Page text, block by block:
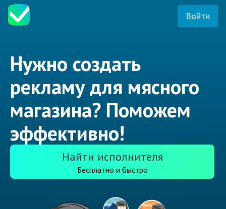
Войти
Нужно создать
рекламу для мясного
магазина? Поможем
эффективно!
Найти исполнителя
Бесплатно и быстро